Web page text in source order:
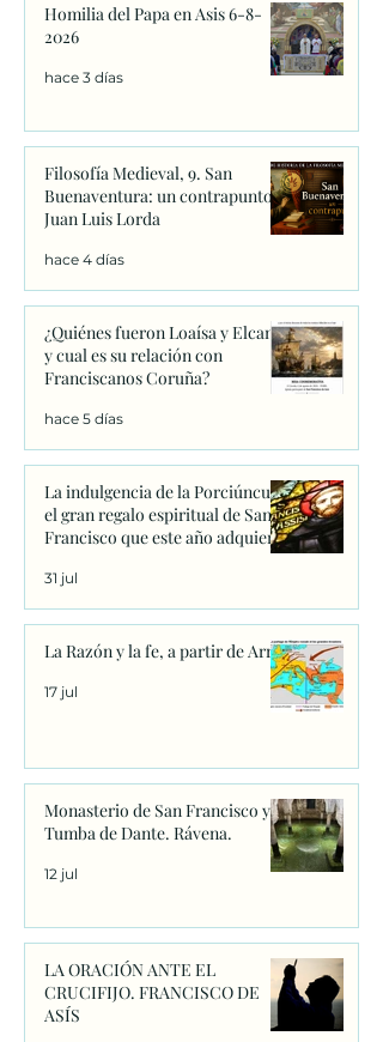
Homilia del Papa en Asis 6-8-
2026
hace 3 días
Filosofía Medieval, 9. San
Buenaventura: un contrapunto.
Juan Luis Lorda
hace 4 días
¿Quiénes fueron Loaísa y Elcano
y cual es su relación con
Franciscanos Coruña?
hace 5 días
La indulgencia de la Porciúncula:
el gran regalo espiritual de San
Francisco que este año adquiere
31 jul
La Razón y la fe, a partir de Arrio
17 jul
Monasterio de San Francisco y
Tumba de Dante. Rávena.
12 jul
LA ORACIÓN ANTE EL
CRUCIFIJO. FRANCISCO DE
ASÍS